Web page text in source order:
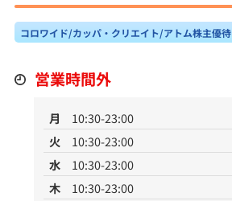
コロワイド/カッパ・クリエイト/アトム株主優待
営業時間外
月
10:30-23:00
火
10:30-23:00
水
10:30-23:00
木
10:30-23:00